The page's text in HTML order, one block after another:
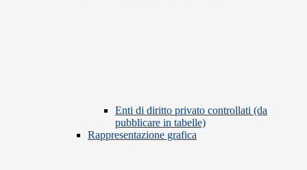
Enti di diritto privato controllati (da
pubblicare in tabelle)
Rappresentazione grafica